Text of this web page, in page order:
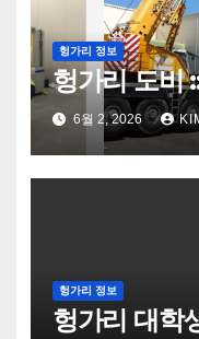
헝가리 정보
헝가리 도비
6월 2, 2026
헝가리 정보
헝가리 대학